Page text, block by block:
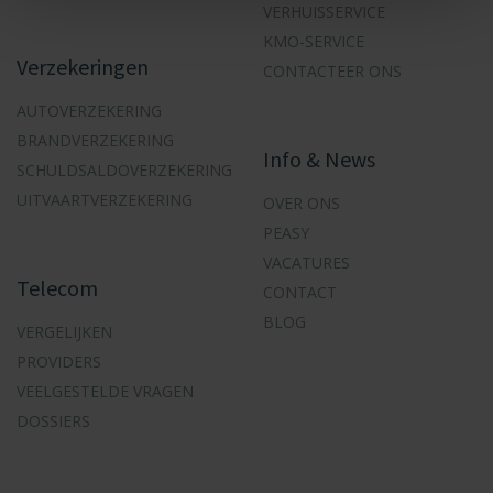
Verzekeringen
AUTOVERZEKERING
BRANDVERZEKERING
SCHULDSALDOVERZEKERING
UITVAARTVERZEKERING
Telecom
VERGELIJKEN
PROVIDERS
VEELGESTELDE VRAGEN
DOSSIERS
VERHUISSERVICE
KMO-SERVICE
CONTACTEER ONS
Info & News
OVER ONS
PEASY
VACATURES
CONTACT
BLOG